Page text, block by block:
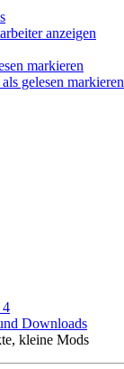
anzeigen
markieren
gelesen markieren
4
Downloads
kleine Mods